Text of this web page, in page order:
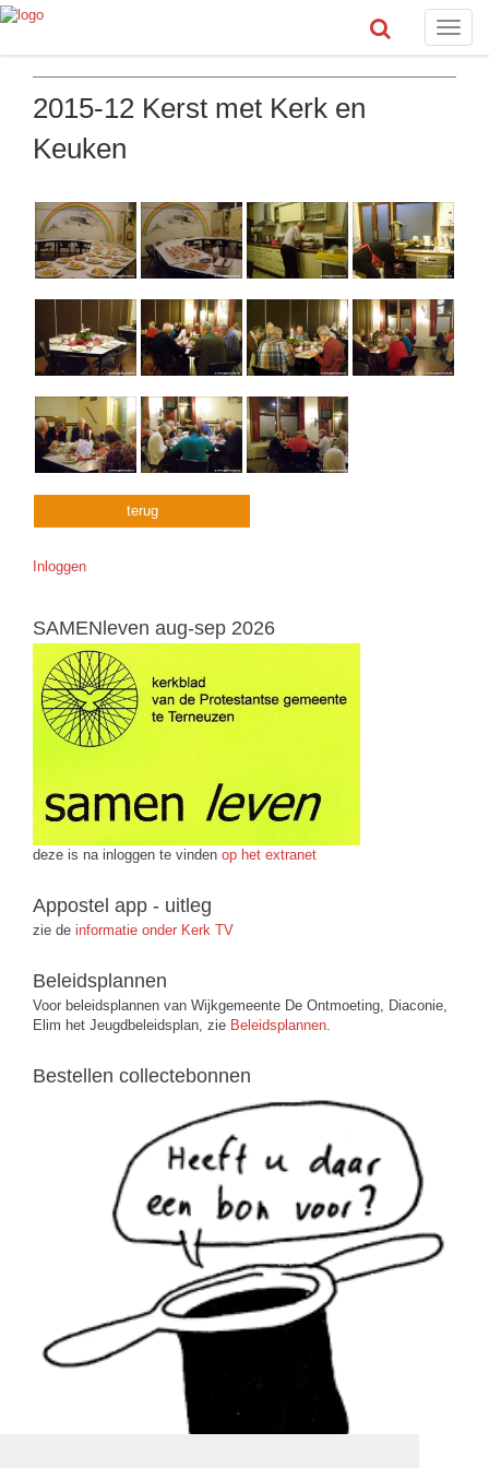
Toggle
2015-12 Kerst met Kerk en
Keuken
terug
Inloggen
SAMENleven aug-sep 2026
deze is na inloggen te vinden op het extranet
Appostel app - uitleg
zie de informatie onder Kerk TV
Beleidsplannen
Voor beleidsplannen van Wijkgemeente De Ontmoeting, Diaconie,
Elim het Jeugdbeleidsplan, zie Beleidsplannen.
Bestellen collectebonnen